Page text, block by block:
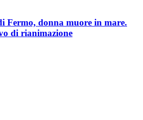
Fermo, donna muore in mare.
di rianimazione